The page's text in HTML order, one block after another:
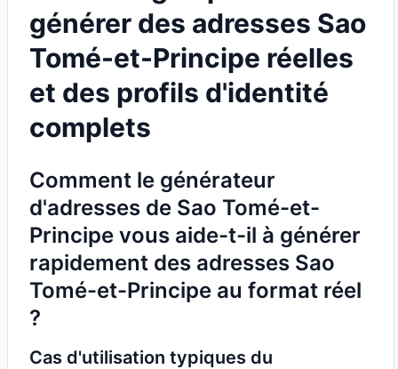
générer des adresses Sao
Tomé-et-Principe réelles
et des profils d'identité
complets
Comment le générateur
d'adresses de Sao Tomé-et-
Principe vous aide-t-il à générer
rapidement des adresses Sao
Tomé-et-Principe au format réel
?
Cas d'utilisation typiques du